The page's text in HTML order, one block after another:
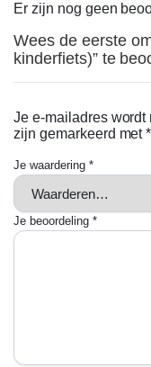
Er zijn nog geen
Wees de eerste
kinderfiets)” te
Je e-mailadres wordt
zijn gemarkeerd met*
Je waardering *
Je beoordeling *